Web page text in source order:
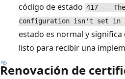
código de estado 417 --
configuration isn't set in
estado es normal y
listo para recibir una
Renovación de